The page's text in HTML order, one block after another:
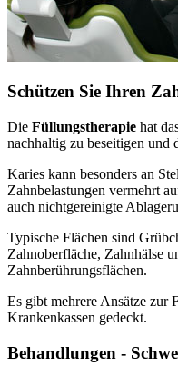
Schützen Sie Ihren
Die Füllungstherapie hat
nachhaltig zu beseitigen und
Karies kann besonders an
Zahnbelastungen vermehrt
auch nichtgereinigte
Typische Flächen sind
Zahnoberfläche, Zahnhälse
Zahnberührungsflächen.
Es gibt mehrere Ansätze zur
Krankenkassen gedeckt.
Behandlungen -